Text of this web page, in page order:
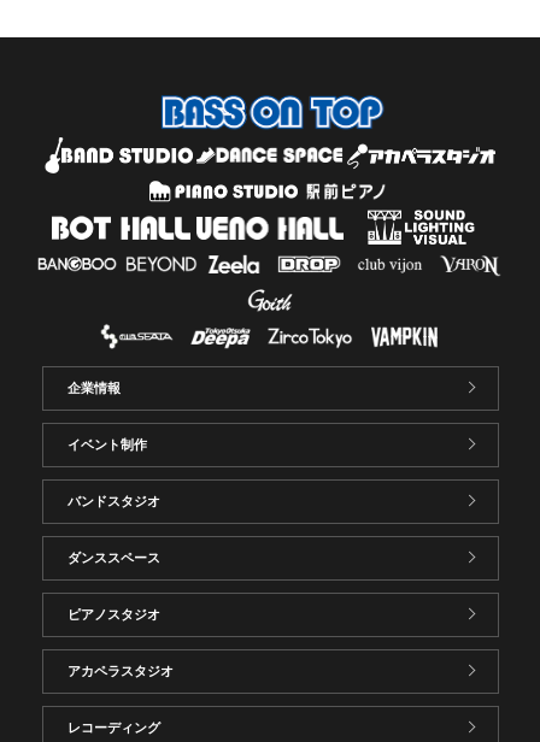
企業情報
イベント制作
バンドスタジオ
ダンススペース
ピアノスタジオ
アカペラスタジオ
レコーディング